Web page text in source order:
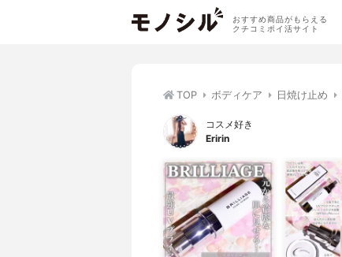
おすすめ商品がもらえる
クチコミポイ活サイト
TOP ボディケア 日焼け止め
コスメ好き
Eririn